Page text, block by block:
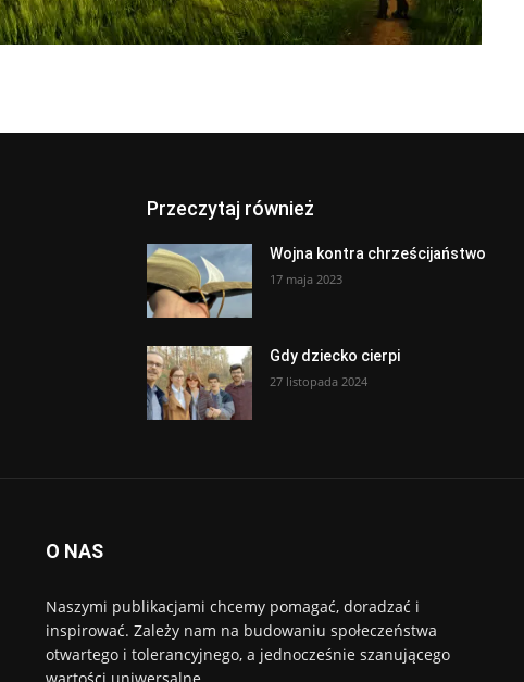
Przeczytaj również
Wojna kontra chrześcijaństwo
17 maja 2023
Gdy dziecko cierpi
27 listopada 2024
O NAS
Naszymi publikacjami chcemy pomagać, doradzać i
inspirować. Zależy nam na budowaniu społeczeństwa
otwartego i tolerancyjnego, a jednocześnie szanującego